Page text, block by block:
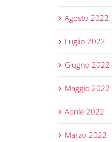
Agosto 2022
Luglio 2022
Giugno 2022
Maggio 2022
Aprile 2022
Marzo 2022